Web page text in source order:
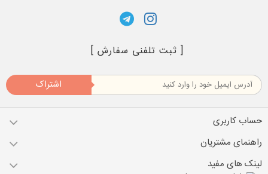
[ ثبت تلفنی سفارش ]
اشتراک
حساب کاربری
راهنمای مشتریان
لینک های مفید